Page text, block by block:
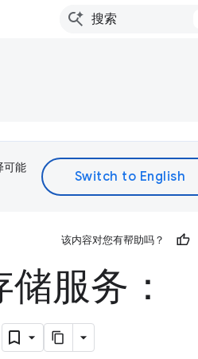
可能
该内容对您有帮助吗？
服务：